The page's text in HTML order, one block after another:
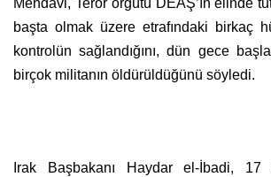
Mehdavi, Terör örgütü DEAŞ’ın elinde
başta olmak üzere etrafındaki birkaç
kontrolün sağlandığını, dün gece
birçok militanın öldürüldüğünü söyledi.
Irak Başbakanı Haydar el-İbadi, 17